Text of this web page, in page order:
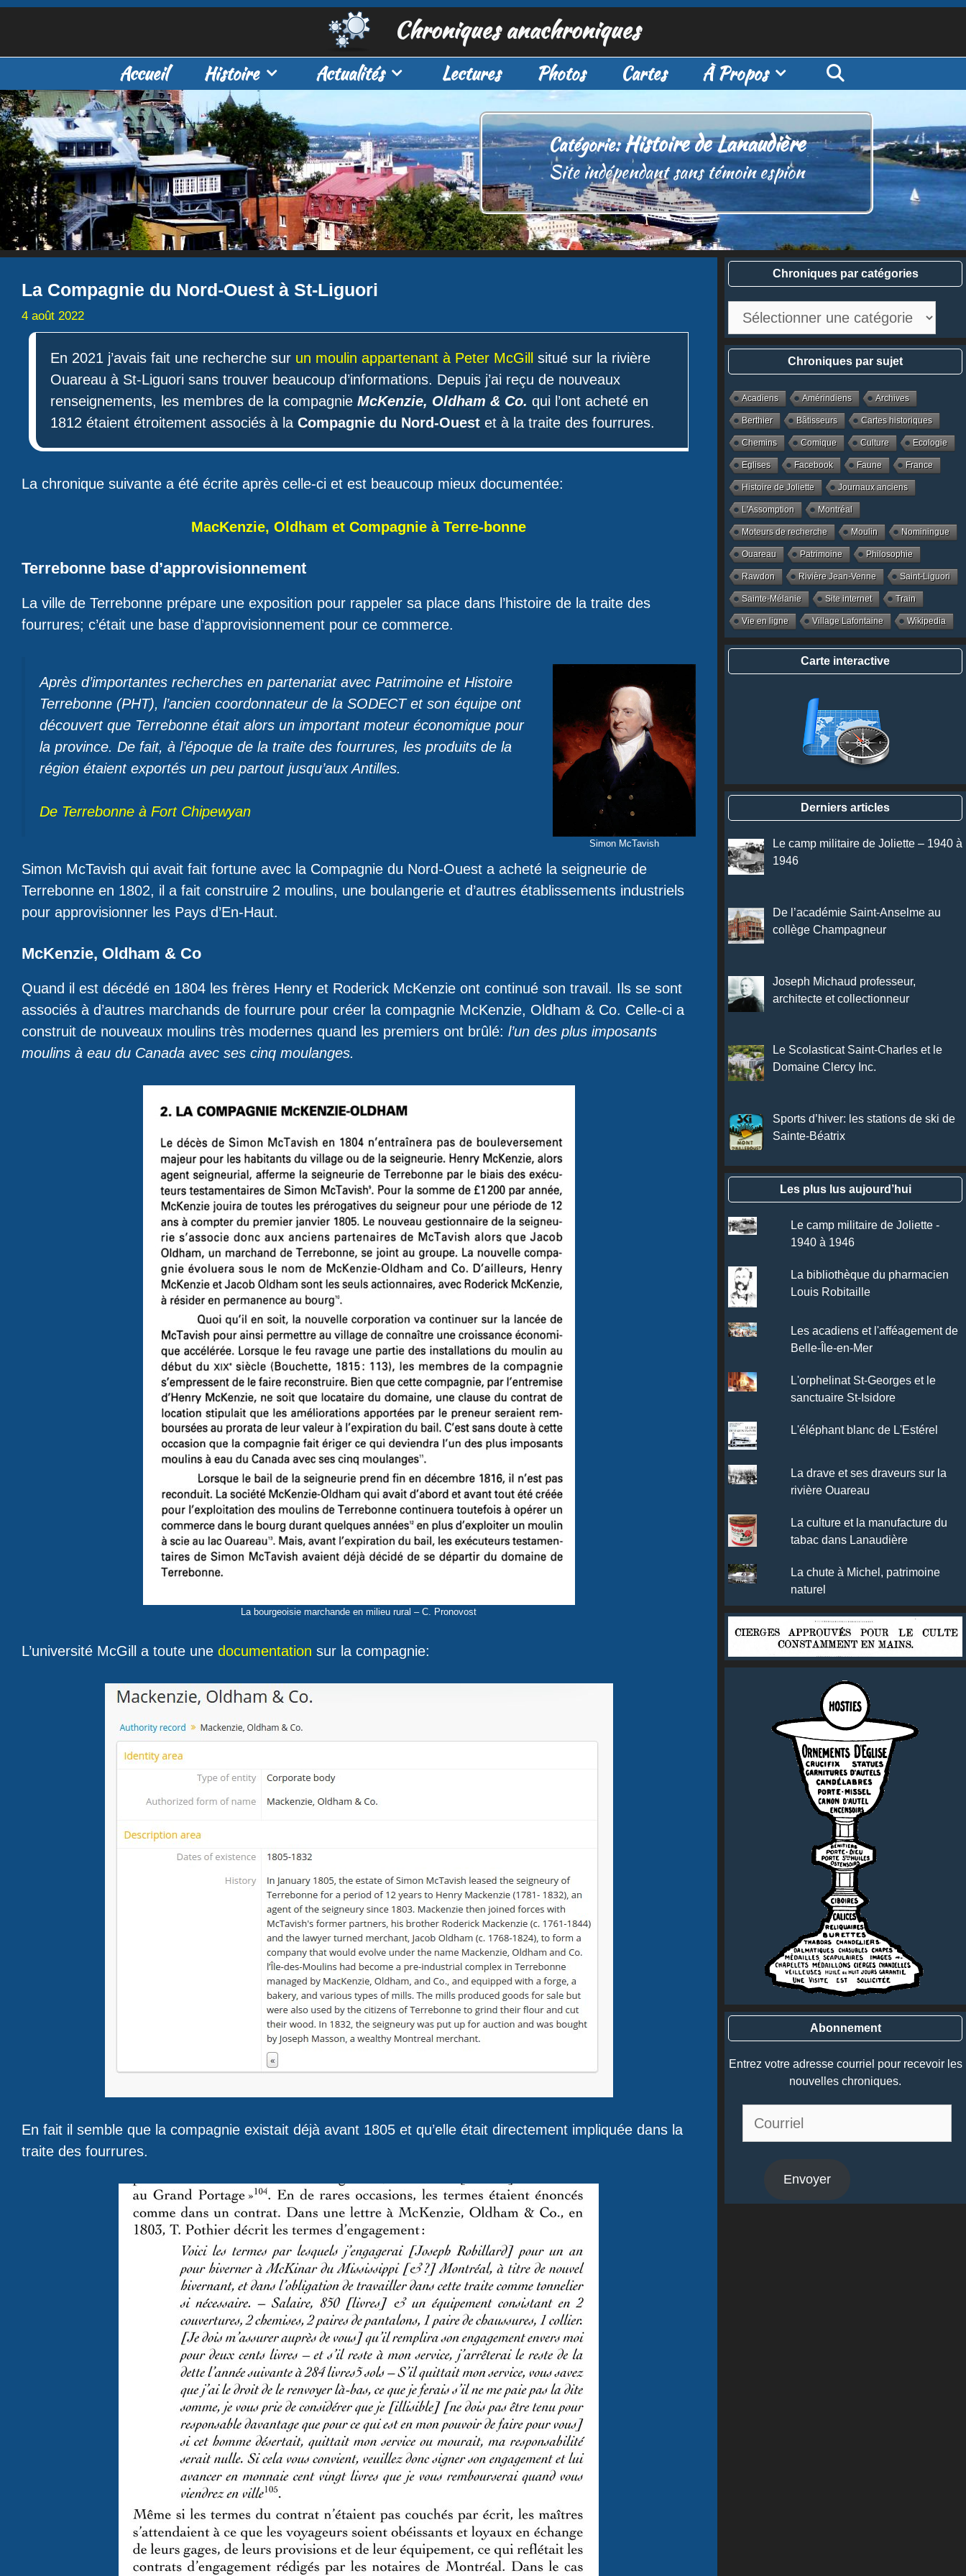
Aller
contenu
Chroniques anachroniques
Accueil Histoire Actualités Lectures Photos Cartes À Propos
Catégorie:Histoire de Lanaudière
Site indépendant sans témoin espion
La Compagnie du Nord-Ouest à St-Liguori
4 août 2022
En 2021 j’avais fait une recherche sur un moulin appartenant à Peter McGill situé sur la rivière
Ouareau à St-Liguori sans trouver beaucoup d’informations. Depuis j’ai reçu de nouveaux
renseignements, les membres de la compagnie McKenzie, Oldham & Co. qui l’ont acheté en
1812 étaient étroitement associés à la Compagnie du Nord-Ouest et à la traite des fourrures.
La chronique suivante a été écrite après celle-ci et est beaucoup mieux documentée:
MacKenzie, Oldham et Compagnie à Terre-bonne
Terrebonne base d’approvisionnement
La ville de Terrebonne prépare une exposition pour rappeler sa place dans l’histoire de la traite des
fourrures; c’était une base d’approvisionnement pour ce commerce.
Simon McTavish
Après d’importantes recherches en partenariat avec Patrimoine et Histoire
Terrebonne (PHT), l’ancien coordonnateur de la SODECT et son équipe ont
découvert que Terrebonne était alors un important moteur économique pour
la province. De fait, à l’époque de la traite des fourrures, les produits de la
région étaient exportés un peu partout jusqu’aux Antilles.
De Terrebonne à Fort Chipewyan
Simon McTavish qui avait fait fortune avec la Compagnie du Nord-Ouest a acheté la seigneurie de
Terrebonne en 1802, il a fait construire 2 moulins, une boulangerie et d’autres établissements industriels
pour approvisionner les Pays d’En-Haut.
McKenzie, Oldham & Co
Quand il est décédé en 1804 les frères Henry et Roderick McKenzie ont continué son travail. Ils se sont
associés à d’autres marchands de fourrure pour créer la compagnie McKenzie, Oldham & Co. Celle-ci a
construit de nouveaux moulins très modernes quand les premiers ont brûlé: l’un des plus imposants
moulins à eau du Canada avec ses cinq moulanges.
La bourgeoisie marchande en milieu rural – C. Pronovost
L’université McGill a toute une documentation sur la compagnie:
En fait il semble que la compagnie existait déjà avant 1805 et qu’elle était directement impliquée dans la
traite des fourrures.
Chroniques par catégories
catégories
Chroniques par sujet
Acadiens Amérindiens Archives
Berthier Bâtisseurs Cartes historiques
Chemins Comique Culture Ecologie
Eglises Facebook Faune France
Histoire de Joliette Journaux anciens
L'Assomption Montréal
Moteurs de recherche Moulin Nominingue
Ouareau Patrimoine Philosophie
Rawdon Rivière Jean-Venne Saint-Liguori
Sainte-Mélanie Site internet Train
Vie en ligne Village Lafontaine Wikipedia
Carte interactive
Derniers articles
Le camp militaire de Joliette – 1940 à
1946
De l’académie Saint-Anselme au
collège Champagneur
Joseph Michaud professeur,
architecte et collectionneur
Le Scolasticat Saint-Charles et le
Domaine Clercy Inc.
Sports d’hiver: les stations de ski de
Sainte-Béatrix
Les plus lus aujourd’hui
Le camp militaire de Joliette -
1940 à 1946
La bibliothèque du pharmacien
Louis Robitaille
Les acadiens et l'afféagement de
Belle-Île-en-Mer
L'orphelinat St-Georges et le
sanctuaire St-Isidore
L'éléphant blanc de L'Estérel
La drave et ses draveurs sur la
rivière Ouareau
La culture et la manufacture du
tabac dans Lanaudière
La chute à Michel, patrimoine
naturel
Abonnement
Entrez votre adresse courriel pour recevoir les
nouvelles chroniques.
Envoyer